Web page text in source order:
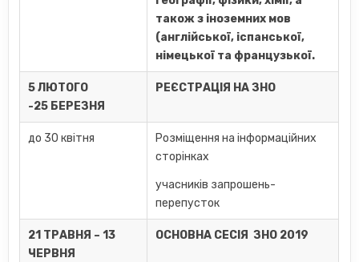
також з іноземних мов
(англійської, іспанської,
німецької та французької.
5 ЛЮТОГО
-25 БЕРЕЗНЯ
РЕЄСТРАЦІЯ НА ЗНО
до 30 квітня
Розміщення на інформаційних
сторінках
учасників запрошень-
перепусток
21 ТРАВНЯ – 13
ЧЕРВНЯ
ОСНОВНА СЕСІЯ ЗНО 2019